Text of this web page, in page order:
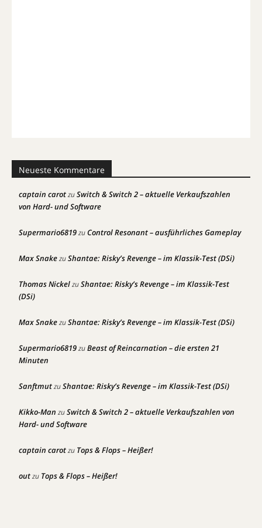
Neueste Kommentare
captain carotzuSwitch & Switch 2 – aktuelle Verkaufszahlen
von Hard- und Software
Supermario6819zuControl Resonant – ausführliches Gameplay
Max SnakezuShantae: Risky’s Revenge – im Klassik-Test (DSi)
Thomas NickelzuShantae: Risky’s Revenge – im Klassik-Test
(DSi)
Max SnakezuShantae: Risky’s Revenge – im Klassik-Test (DSi)
Supermario6819zuBeast of Reincarnation – die ersten 21
Minuten
SanftmutzuShantae: Risky’s Revenge – im Klassik-Test (DSi)
Kikko-Man zuSwitch & Switch 2 – aktuelle Verkaufszahlen von
Hard- und Software
captain carotzu Tops & Flops – Heißer!
outzu Tops & Flops – Heißer!